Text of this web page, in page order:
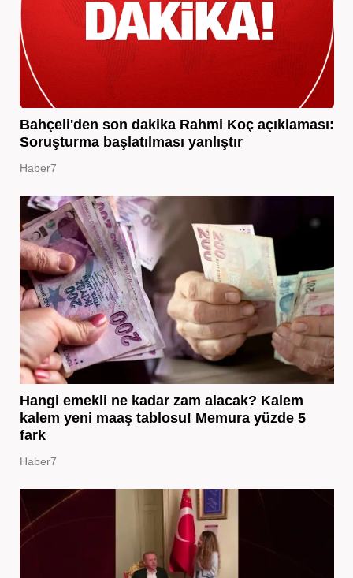
Bahçeli'den son dakika Rahmi Koç açıklaması:
Soruşturma başlatılması yanlıştır
Haber7
Hangi emekli ne kadar zam alacak? Kalem
kalem yeni maaş tablosu! Memura yüzde 5
fark
Haber7